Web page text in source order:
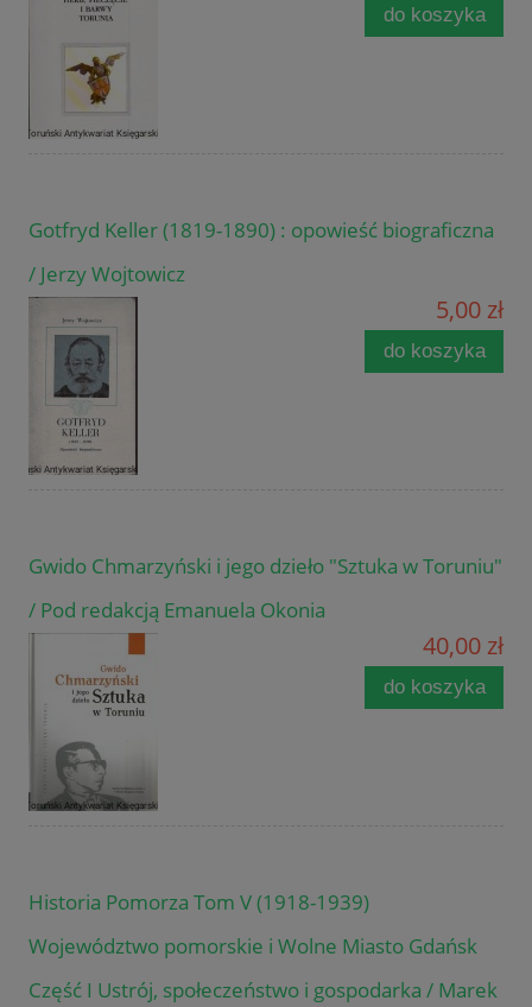
do koszyka
Gotfryd Keller (1819-1890) : opowieść biograficzna
/ Jerzy Wojtowicz
5,00 zł
do koszyka
Gwido Chmarzyński i jego dzieło "Sztuka w Toruniu"
/ Pod redakcją Emanuela Okonia
40,00 zł
do koszyka
Historia Pomorza Tom V (1918-1939)
Województwo pomorskie i Wolne Miasto Gdańsk
Część I Ustrój, społeczeństwo i gospodarka / Marek